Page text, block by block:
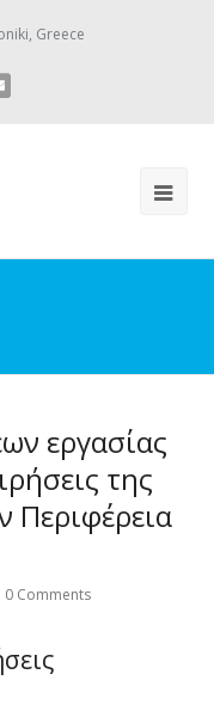
Greece
εργασίας
της
Περιφέρεια
0 Comments